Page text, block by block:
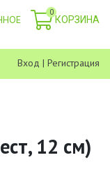
0
КОРЗИНА
Вход | Регистрация
12 см)